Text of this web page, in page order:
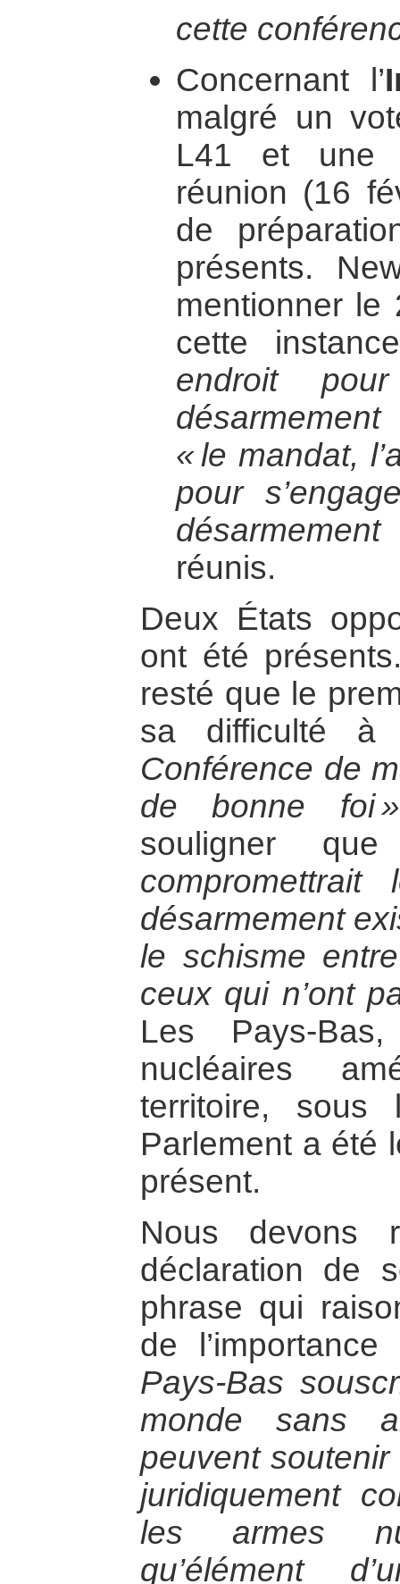
cette
Concernant l’
malgré un
L41 et une
réunion (16
de
présents.
mentionner
cette
endroit
désarmement
« le mandat,
pour
réunis.
Deux États
ont été
resté que le
sa difficulté
Conférence de
de bonne foi »
souligner
désarmement
le schisme
ceux qui n’ont
Les Pays-
nucléaires
territoire,
Parlement a été
présent.
Nous devons
déclaration de
phrase qui
de
Pays-Bas
monde sans
peuvent soutenir
juridiquement
les armes
qu’élément